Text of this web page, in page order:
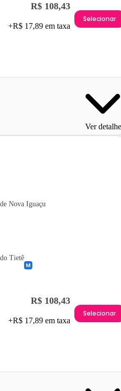
R$ 108,43
+R$ 17,89 em taxa
Selecionar
Ver
Nova Iguaçu
Tietê
R$ 108,43
+R$ 17,89 em taxa
Selecionar